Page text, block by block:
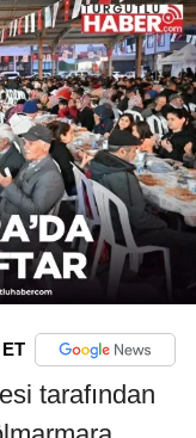
tarafından